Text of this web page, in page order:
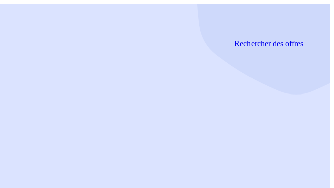
Rechercherdes offres